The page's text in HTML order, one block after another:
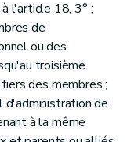
l'article 18, 3° ;
de
ou des
troisième
des membres ;
d'administration de
à la même